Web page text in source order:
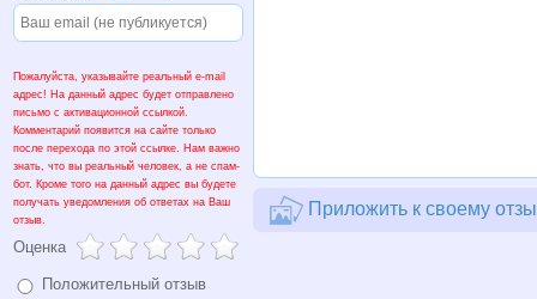
Пожалуйста, указывайте реальный e-mail
адрес! На данный адрес будет отправлено
письмо с активационной ссылкой.
Комментарий появится на сайте только
после перехода по этой ссылке. Нам важно
знать, что вы реальный человек, а не спам-
бот. Кроме того на данный адрес вы будете
получать уведомления об ответах на Ваш
отзыв.
Оценка
Положительный отзыв
Приложить к своему